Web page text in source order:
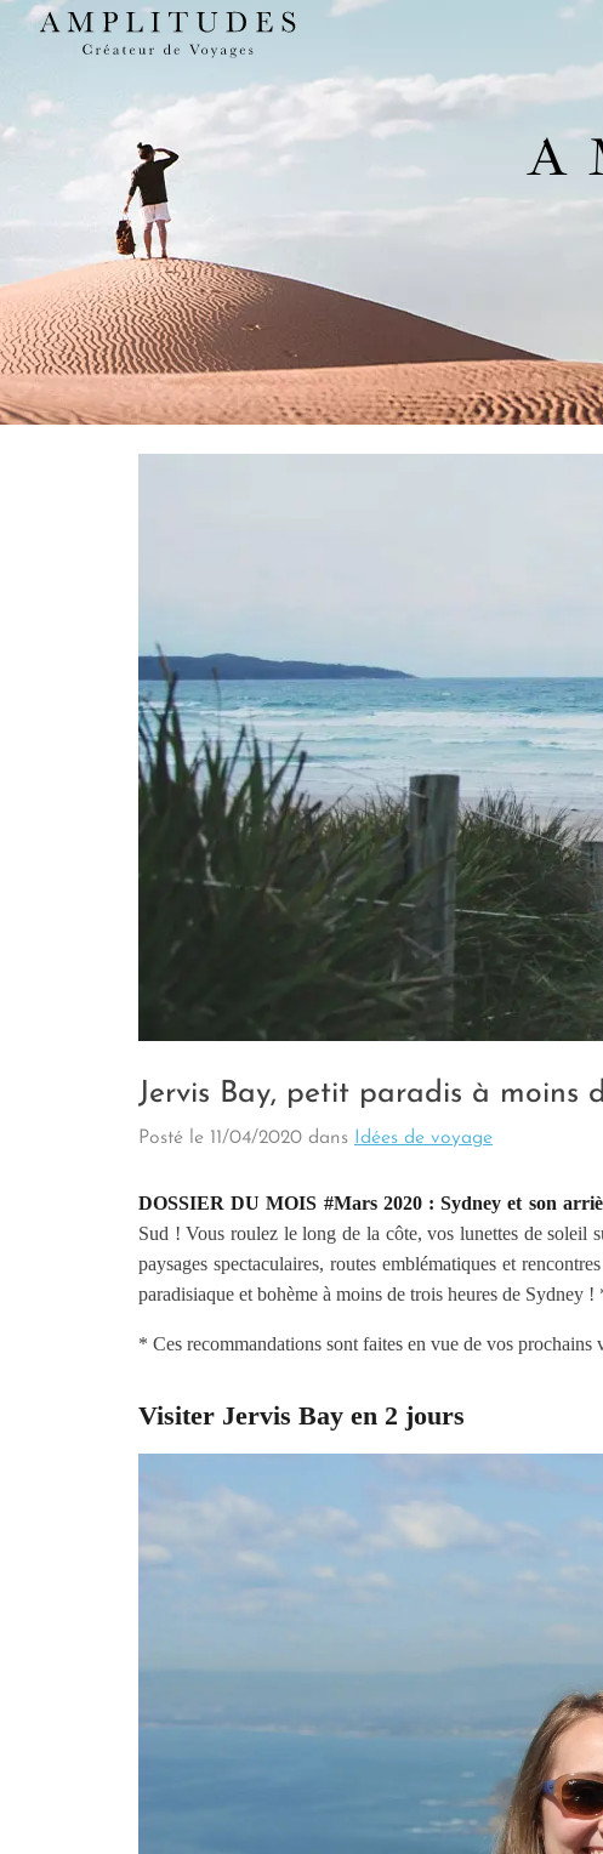
Jervis Bay, petit paradis à moins
Posté le 11/04/2020 dans Idées de voyage
DOSSIER DU MOIS #Mars 2020 : Sydney et son
Sud ! Vous roulez le long de la côte, vos lunettes de soleil
paysages spectaculaires, routes emblématiques et
paradisiaque et bohème à moins de trois heures de Sydney !
* Ces recommandations sont faites en vue de vos
Visiter Jervis Bay en 2 jours